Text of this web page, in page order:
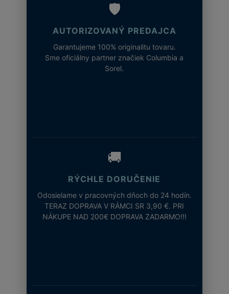
🛡️
AUTORIZOVANÝ PREDAJCA
Garantujeme 100% originalitu tovaru.
Sme oficiálny partner značiek Columbia a
Sorel.
🚚
RÝCHLE DORUČENIE
Odosielame v pracovných dňoch do 24 hodín.
TERAZ DOPRAVA V RÁMCI SR 3,90 €. PRI
NÁKUPE NAD 200€ DOPRAVA ZADARMO!!!